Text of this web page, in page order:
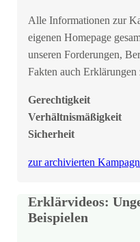
Alle Informationen zur
eigenen Homepage
unseren Forderungen,
Fakten auch Erklärungen
Gerechtigkeit
Verhältnismäßigkeit
Sicherheit
zur archivierten
Erklärvideos:
Beispielen